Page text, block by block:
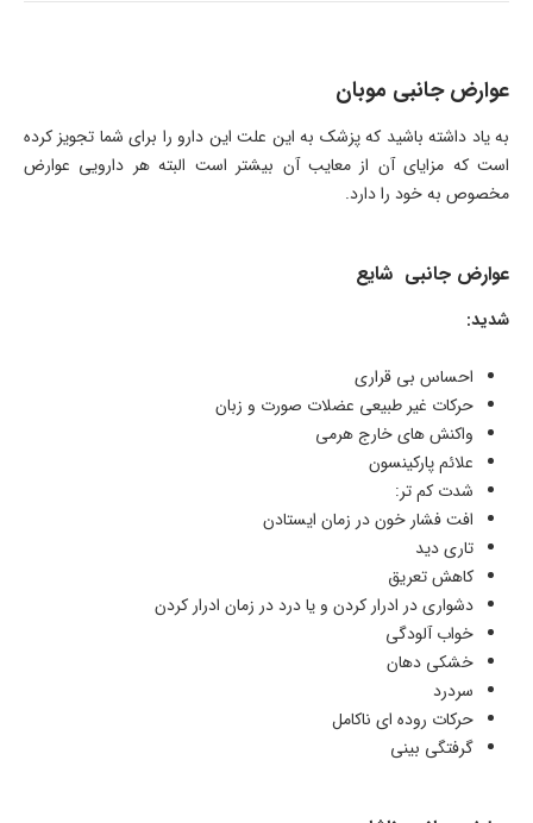
عوارض جانبی موبان
به یاد داشته باشید که پزشک به این علت این دارو را برای شما تجویز کرده
است که مزایای آن از معایب آن بیشتر است البته هر دارویی عوارض
مخصوص به خود را دارد.
عوارض جانبی شایع
شدید:
احساس بی قراری
حرکات غیر طبیعی عضلات صورت و زبان
واکنش های خارج هرمی
علائم پارکینسون
شدت کم تر:
افت فشار خون در زمان ایستادن
تاری دید
کاهش تعریق
دشواری در ادرار کردن و یا درد در زمان ادرار کردن
خواب آلودگی
خشکی دهان
سردرد
حرکات روده ای ناکامل
گرفتگی بینی